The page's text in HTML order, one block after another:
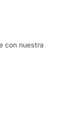
con nuestra